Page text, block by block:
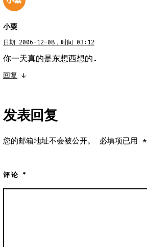
小粟
日期 2006-12-08，时间 03:12
你一天真的是东想西想的.
回复 ↓
发表回复
您的邮箱地址不会被公开。 必填项已用*
评论*